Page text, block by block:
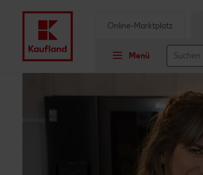
Menü
Online-Marktplatz